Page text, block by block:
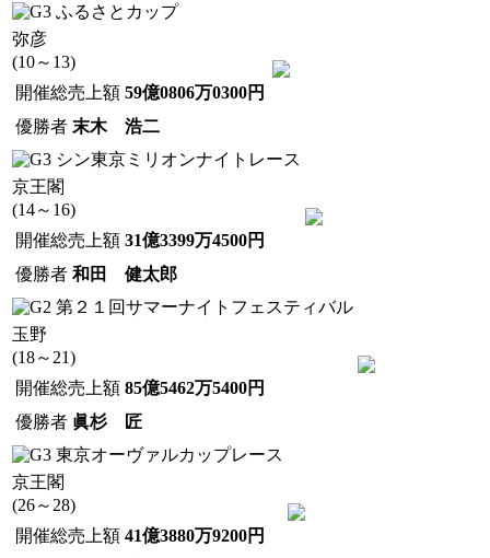
ふるさとカップ
弥彦
(10～13)
開催総売上額 59億0806万0300円
優勝者 末木 浩二
シン東京ミリオンナイトレース
京王閣
(14～16)
開催総売上額 31億3399万4500円
優勝者 和田 健太郎
第２１回サマーナイトフェスティバル
玉野
(18～21)
開催総売上額 85億5462万5400円
優勝者 眞杉 匠
東京オーヴァルカップレース
京王閣
(26～28)
開催総売上額 41億3880万9200円